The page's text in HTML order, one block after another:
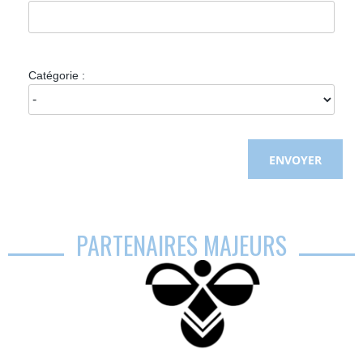
Catégorie :
PARTENAIRES MAJEURS